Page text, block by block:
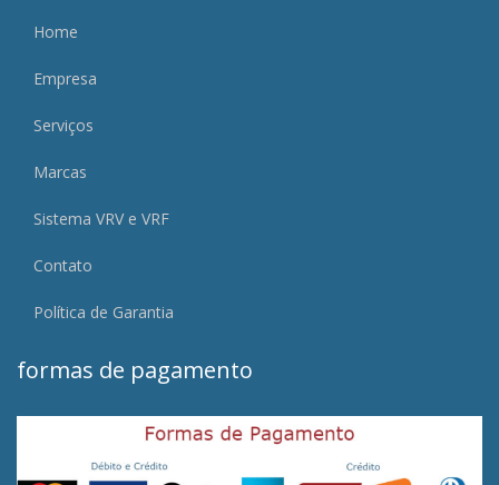
Home
Empresa
Serviços
Marcas
Sistema VRV e VRF
Contato
Política de Garantia
formas de pagamento